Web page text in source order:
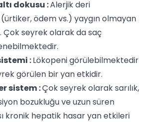
dokusu :Alerjik deri
ödem vs.) yaygın olmayan
Çok seyrek olarak da saç
:Lökopeni görülebilmektedir
görülen bir yan etkidir.
sistem :Çok seyrek olarak sarılık,
bozukluğu ve uzun süren
kronik hepatik hasar yan etkileri